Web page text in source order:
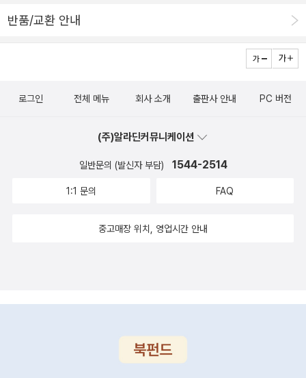
내가 얼마나 이해하고 받아들일 수 있을까 걱정이 많았다. 그런데 내
관한 중학교 수준의 지식이면 크게 지장이 없음을 느꼈다. 이는 다른
데 있어서 그렇게 힘들다고는 느끼지 못했고 다만 번역본이기에 사람
하게 지장이 가는 것은 아니니 걱정하지 않아도 된다. 책에서는 고등
지식을 담고 있기에 그에 따른 해석을 위해 당연히 수학이 사용된다.
다. 미리 말하자면 너무 큰 걱정은 하지 말자는 것이다. 책을 읽으면서
게 접근할까? 어떤 부분에서 고민할까? 라고 고민하면서 만들어 놓
사람 아두이노나 라즈베리 파이를 이용해서 메이커활동을 하는 사람
반품/교환 안내
로그인 전체 메뉴 회사 소개 출판사 안내 PC 버전
(주)알라딘커뮤니케이션
일반문의 (발신자 부담) 1544-2514
1:1 문의 FAQ
중고매장 위치, 영업시간 안내